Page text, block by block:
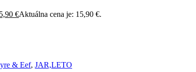
€Aktuálna cena je: 15,90 €.
& Eef, JAR,LETO